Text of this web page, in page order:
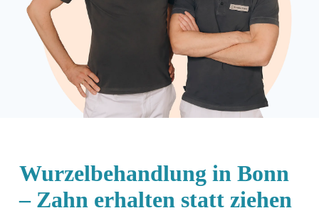
Wurzel­behandlung in Bonn
– Zahn erhalten statt ziehen